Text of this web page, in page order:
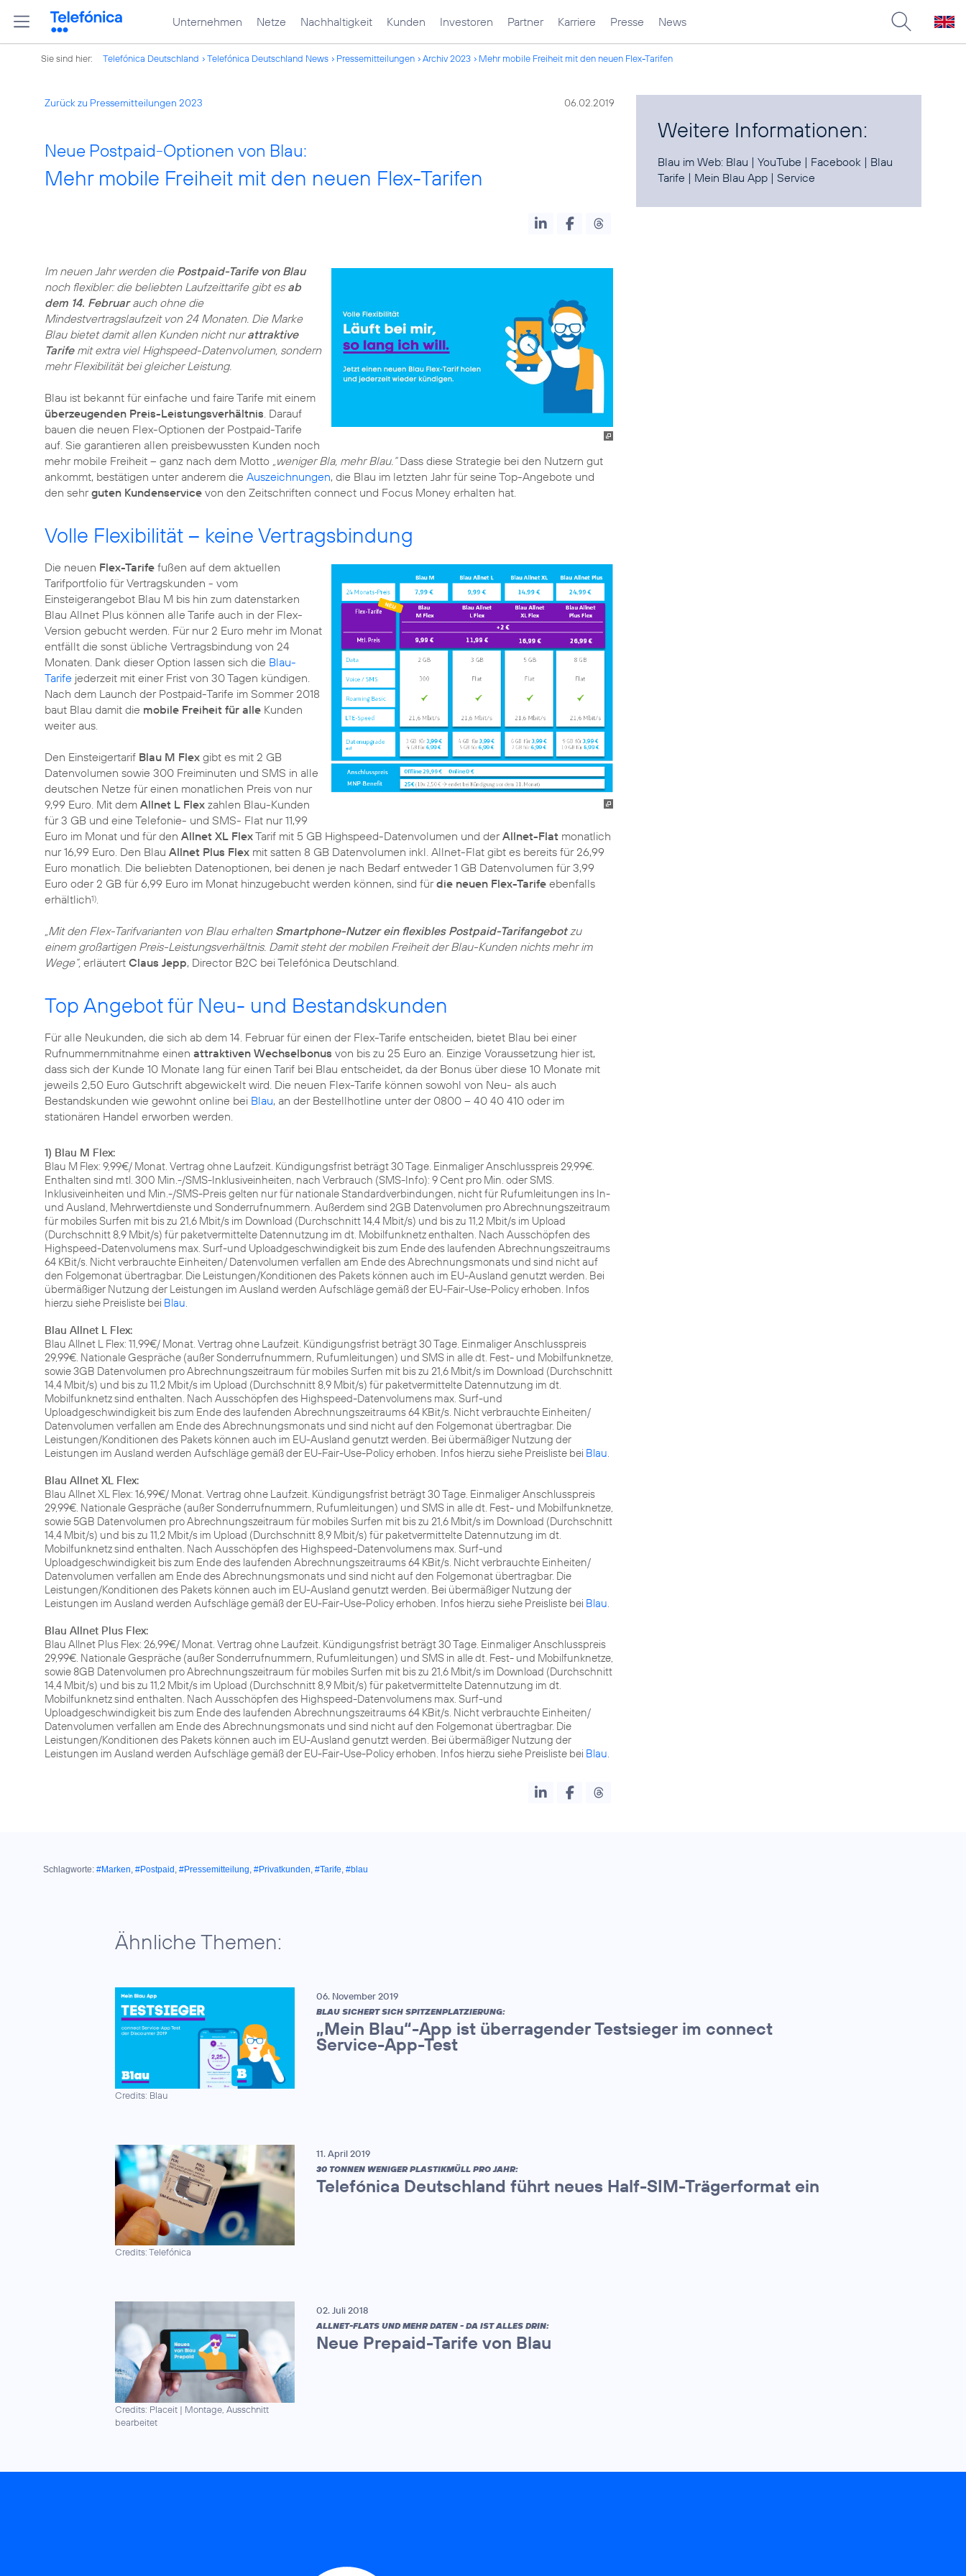
Unternehmen Netze Nachhaltigkeit Kunden Investoren Partner Karriere Presse News
Sie sind hier: Telefónica Deutschland Telefónica Deutschland News Pressemitteilungen Archiv 2023 Mehr mobile Freiheit mit den neuen Flex-Tarifen
Zurück zu Pressemitteilungen 2023 06.02.2019
Neue Postpaid-Optionen von Blau:
Mehr mobile Freiheit mit den neuen Flex-Tarifen
Im neuen Jahr werden die Postpaid-Tarife von Blau
noch flexibler: die beliebten Laufzeittarife gibt es ab
dem 14. Februarauch ohne die
Mindestvertragslaufzeit von 24 Monaten. Die Marke
Blau bietet damit allen Kunden nicht nurattraktive
Tarifemit extra viel Highspeed-Datenvolumen, sondern
mehr Flexibilität bei gleicher Leistung.
Blau ist bekannt für einfache und faire Tarife mit einem
überzeugenden Preis-Leistungsverhältnis. Darauf
bauen die neuen Flex-Optionen der Postpaid-Tarife
auf. Sie garantieren allen preisbewussten Kunden noch
mehr mobile Freiheit – ganz nach dem Motto „weniger Bla, mehr Blau.“Dass diese Strategie bei den Nutzern gut
ankommt, bestätigen unter anderem die Auszeichnungen, die Blau im letzten Jahr für seine Top-Angebote und
den sehrguten Kundenservice von den Zeitschriften connect und Focus Money erhalten hat.
Volle Flexibilität – keine Vertragsbindung
Die neuen Flex-Tarife fußen auf dem aktuellen
Tarifportfolio für Vertragskunden - vom
Einsteigerangebot Blau M bis hin zum datenstarken
Blau Allnet Plus können alle Tarife auch in der Flex-
Version gebucht werden. Für nur 2 Euro mehr im Monat
entfällt die sonst übliche Vertragsbindung von 24
Monaten. Dank dieser Option lassen sich die Blau-
Tarife jederzeit mit einer Frist von 30 Tagen kündigen.
Nach dem Launch der Postpaid-Tarife im Sommer 2018
baut Blau damit die mobile Freiheit für alle Kunden
weiter aus.
Den Einsteigertarif Blau M Flex gibt es mit 2 GB
Datenvolumen sowie 300 Freiminuten und SMS in alle
deutschen Netze für einen monatlichen Preis von nur
9,99 Euro. Mit dem Allnet L Flex zahlen Blau-Kunden
für 3 GB und eine Telefonie- und SMS- Flat nur 11,99
Euro im Monat und für den Allnet XL FlexTarif mit 5 GB Highspeed-Datenvolumen und derAllnet-Flat monatlich
nur 16,99 Euro. Den Blau Allnet Plus Flex mit satten 8 GB Datenvolumen inkl. Allnet-Flat gibt es bereits für 26,99
Euro monatlich. Die beliebten Datenoptionen, bei denen je nach Bedarf entweder 1 GB Datenvolumen für 3,99
Euro oder 2 GB für 6,99 Euro im Monat hinzugebucht werden können, sind fürdie neuen Flex-Tarife ebenfalls
erhältlich1).
„Mit den Flex-Tarifvarianten von Blau erhalten Smartphone-Nutzer ein flexibles Postpaid-Tarifangebotzu
einem großartigen Preis-Leistungsverhältnis. Damit steht der mobilen Freiheit der Blau-Kunden nichts mehr im
Wege“, erläutert Claus Jepp, Director B2C bei Telefónica Deutschland.
Top Angebot für Neu- und Bestandskunden
Für alle Neukunden, die sich ab dem 14. Februar für einen der Flex-Tarife entscheiden, bietet Blau bei einer
Rufnummernmitnahme einen attraktiven Wechselbonus von bis zu 25 Euro an. Einzige Voraussetzung hier ist,
dass sich der Kunde 10 Monate lang für einen Tarif bei Blau entscheidet, da der Bonus über diese 10 Monate mit
jeweils 2,50 Euro Gutschrift abgewickelt wird. Die neuen Flex-Tarife können sowohl von Neu- als auch
Bestandskunden wie gewohnt online bei Blau, an der Bestellhotline unter der 0800 – 40 40 410 oder im
stationären Handel erworben werden.
1) Blau M Flex:
Blau M Flex: 9,99€/ Monat. Vertrag ohne Laufzeit. Kündigungsfrist beträgt 30 Tage. Einmaliger Anschlusspreis 29,99€.
Enthalten sind mtl. 300 Min.-/SMS-Inklusiveinheiten, nach Verbrauch (SMS-Info): 9 Cent pro Min. oder SMS.
Inklusiveinheiten und Min.-/SMS-Preis gelten nur für nationale Standardverbindungen, nicht für Rufumleitungen ins In-
und Ausland, Mehrwertdienste und Sonderrufnummern. Außerdem sind 2GB Datenvolumen pro Abrechnungszeitraum
für mobiles Surfen mit bis zu 21,6 Mbit/s im Download (Durchschnitt 14,4 Mbit/s) und bis zu 11,2 Mbit/s im Upload
(Durchschnitt 8,9 Mbit/s) für paketvermittelte Datennutzung im dt. Mobilfunknetz enthalten. Nach Ausschöpfen des
Highspeed-Datenvolumens max. Surf-und Uploadgeschwindigkeit bis zum Ende des laufenden Abrechnungszeitraums
64 KBit/s. Nicht verbrauchte Einheiten/ Datenvolumen verfallen am Ende des Abrechnungsmonats und sind nicht auf
den Folgemonat übertragbar. Die Leistungen/Konditionen des Pakets können auch im EU-Ausland genutzt werden. Bei
übermäßiger Nutzung der Leistungen im Ausland werden Aufschläge gemäß der EU-Fair-Use-Policy erhoben. Infos
hierzu siehe Preisliste bei Blau.
Blau Allnet L Flex:
Blau Allnet L Flex: 11,99€/ Monat. Vertrag ohne Laufzeit. Kündigungsfrist beträgt 30 Tage. Einmaliger Anschlusspreis
29,99€. Nationale Gespräche (außer Sonderrufnummern, Rufumleitungen) und SMS in alle dt. Fest- und Mobilfunknetze,
sowie 3GB Datenvolumen pro Abrechnungszeitraum für mobiles Surfen mit bis zu 21,6 Mbit/s im Download (Durchschnitt
14,4 Mbit/s) und bis zu 11,2 Mbit/s im Upload (Durchschnitt 8,9 Mbit/s) für paketvermittelte Datennutzung im dt.
Mobilfunknetz sind enthalten. Nach Ausschöpfen des Highspeed-Datenvolumens max. Surf-und
Uploadgeschwindigkeit bis zum Ende des laufenden Abrechnungszeitraums 64 KBit/s. Nicht verbrauchte Einheiten/
Datenvolumen verfallen am Ende des Abrechnungsmonats und sind nicht auf den Folgemonat übertragbar. Die
Leistungen/Konditionen des Pakets können auch im EU-Ausland genutzt werden. Bei übermäßiger Nutzung der
Leistungen im Ausland werden Aufschläge gemäß der EU-Fair-Use-Policy erhoben. Infos hierzu siehe Preisliste bei Blau.
Blau Allnet XL Flex:
Blau Allnet XL Flex: 16,99€/ Monat. Vertrag ohne Laufzeit. Kündigungsfrist beträgt 30 Tage. Einmaliger Anschlusspreis
29,99€. Nationale Gespräche (außer Sonderrufnummern, Rufumleitungen) und SMS in alle dt. Fest- und Mobilfunknetze,
sowie 5GB Datenvolumen pro Abrechnungszeitraum für mobiles Surfen mit bis zu 21,6 Mbit/s im Download (Durchschnitt
14,4 Mbit/s) und bis zu 11,2 Mbit/s im Upload (Durchschnitt 8,9 Mbit/s) für paketvermittelte Datennutzung im dt.
Mobilfunknetz sind enthalten. Nach Ausschöpfen des Highspeed-Datenvolumens max. Surf-und
Uploadgeschwindigkeit bis zum Ende des laufenden Abrechnungszeitraums 64 KBit/s. Nicht verbrauchte Einheiten/
Datenvolumen verfallen am Ende des Abrechnungsmonats und sind nicht auf den Folgemonat übertragbar. Die
Leistungen/Konditionen des Pakets können auch im EU-Ausland genutzt werden. Bei übermäßiger Nutzung der
Leistungen im Ausland werden Aufschläge gemäß der EU-Fair-Use-Policy erhoben. Infos hierzu siehe Preisliste bei Blau.
Blau Allnet Plus Flex:
Blau Allnet Plus Flex: 26,99€/ Monat. Vertrag ohne Laufzeit. Kündigungsfrist beträgt 30 Tage. Einmaliger Anschlusspreis
29,99€. Nationale Gespräche (außer Sonderrufnummern, Rufumleitungen) und SMS in alle dt. Fest- und Mobilfunknetze,
sowie 8GB Datenvolumen pro Abrechnungszeitraum für mobiles Surfen mit bis zu 21,6 Mbit/s im Download (Durchschnitt
14,4 Mbit/s) und bis zu 11,2 Mbit/s im Upload (Durchschnitt 8,9 Mbit/s) für paketvermittelte Datennutzung im dt.
Mobilfunknetz sind enthalten. Nach Ausschöpfen des Highspeed-Datenvolumens max. Surf-und
Uploadgeschwindigkeit bis zum Ende des laufenden Abrechnungszeitraums 64 KBit/s. Nicht verbrauchte Einheiten/
Datenvolumen verfallen am Ende des Abrechnungsmonats und sind nicht auf den Folgemonat übertragbar. Die
Leistungen/Konditionen des Pakets können auch im EU-Ausland genutzt werden. Bei übermäßiger Nutzung der
Leistungen im Ausland werden Aufschläge gemäß der EU-Fair-Use-Policy erhoben. Infos hierzu siehe Preisliste bei Blau.
Weitere Informationen:
Blau im Web: Blau |YouTube | Facebook | Blau
Tarife | Mein Blau App |Service
Schlagworte: #Marken, #Postpaid , #Pressemitteilung, #Privatkunden, #Tarife, #blau
Ähnliche Themen:
Credits: Blau
06. November 2019
BLAU SICHERT SICH SPITZENPLATZIERUNG:
„Mein Blau“-App ist überragender Testsieger im connect
Service-App-Test
Credits: Telefónica
11. April 2019
30 TONNEN WENIGER PLASTIKMÜLL PRO JAHR:
Telefónica Deutschland führt neues Half-SIM-Trägerformat ein
Credits: Placeit | Montage, Ausschnitt
bearbeitet
02. Juli 2018
ALLNET-FLATS UND MEHR DATEN - DA IST ALLES DRIN:
Neue Prepaid-Tarife von Blau